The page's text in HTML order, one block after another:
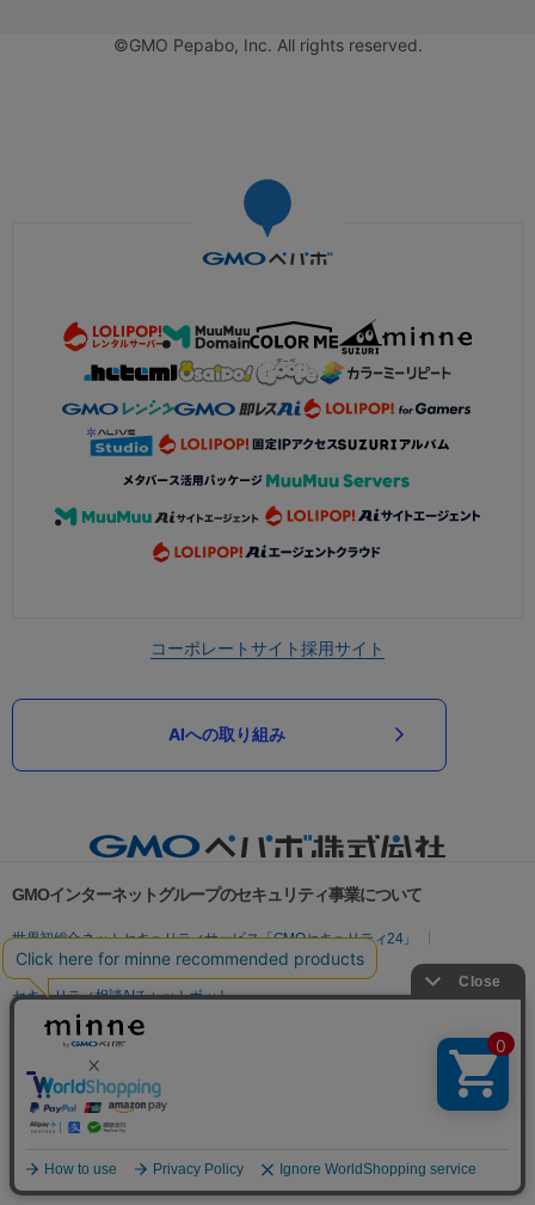
©GMO Pepabo, Inc. All rights reserved.
コーポレートサイト採用サイト
AIへの取り組み
GMOインターネットグループのセキュリティ事業について
世界初総合ネットセキュリティサービス「GMOセキュリティ24」
パスワード漏洩診断
Webサイトリスク診断
セキュリティ相談AIチャットボット
実在証明・盗聴対策
サイバー攻撃対策（GMO Flatt Security）
セキュリティ事業の軌跡